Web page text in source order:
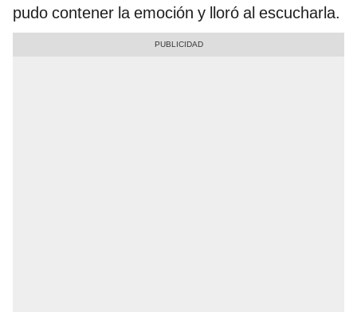
pudo contener la emoción y lloró al escucharla.